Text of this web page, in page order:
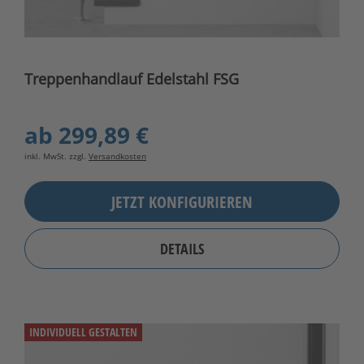
Treppenhandlauf Edelstahl FSG
ab 299,89 €
inkl. MwSt. zzgl. Versandkosten
JETZT KONFIGURIEREN
DETAILS
INDIVIDUELL GESTALTEN